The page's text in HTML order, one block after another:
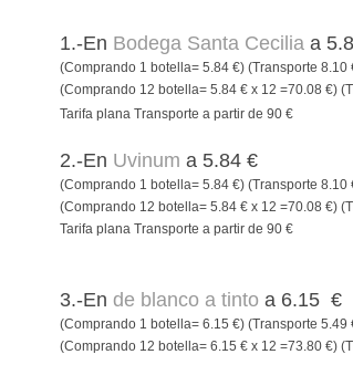
1.-En Bodega Santa Cecilia a
(Comprando 1 botella= 5.84 €) (Transporte 8.10
(Comprando 12 botella= 5.84 € x 12 =70.08 €)
Tarifa plana Transporte a partir de 90 €
2.-En Uvinum a 5.84 €
(Comprando 1 botella= 5.84 €) (Transporte 8.10
(Comprando 12 botella= 5.84 € x 12 =70.08 €)
Tarifa plana Transporte a partir de 90 €
3.-En de blanco a tinto a 6.15 €
(Comprando 1 botella= 6.15 €) (Transporte 5.49
(Comprando 12 botella= 6.15 € x 12 =73.80 €)